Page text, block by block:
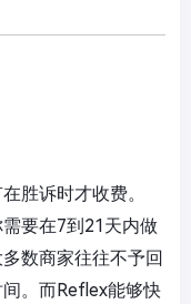
胜诉时才收费。
要在7到21天内做
数商家往往不予回
。而Reflex能够快